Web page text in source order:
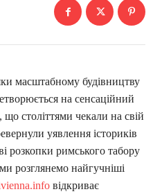
масштабному будівництву
на сенсаційний
що століттями чекали на свій
уявлення істориків
розкопки римського табору
розглянемо найгучніші
відкриває